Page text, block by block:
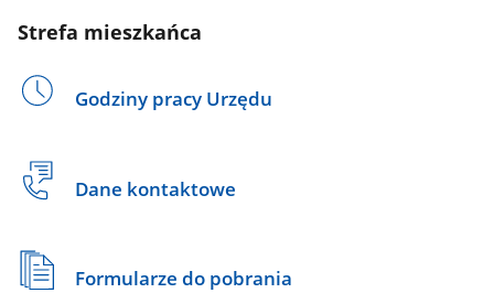
Strefa mieszkańca
Godziny pracy Urzędu
Dane kontaktowe
Formularze do pobrania